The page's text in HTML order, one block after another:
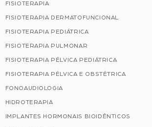
FISIOTERAPIA
FISIOTERAPIA DERMATOFUNCIONAL
FISIOTERAPIA PEDIÁTRICA
FISIOTERAPIA PULMONAR
FISIOTERAPIA PÉLVICA PEDIÁTRICA
FISIOTERAPIA PÉLVICA E OBSTÉTRICA
FONOAUDIOLOGIA
HIDROTERAPIA
IMPLANTES HORMONAIS BIOIDÊNTICOS